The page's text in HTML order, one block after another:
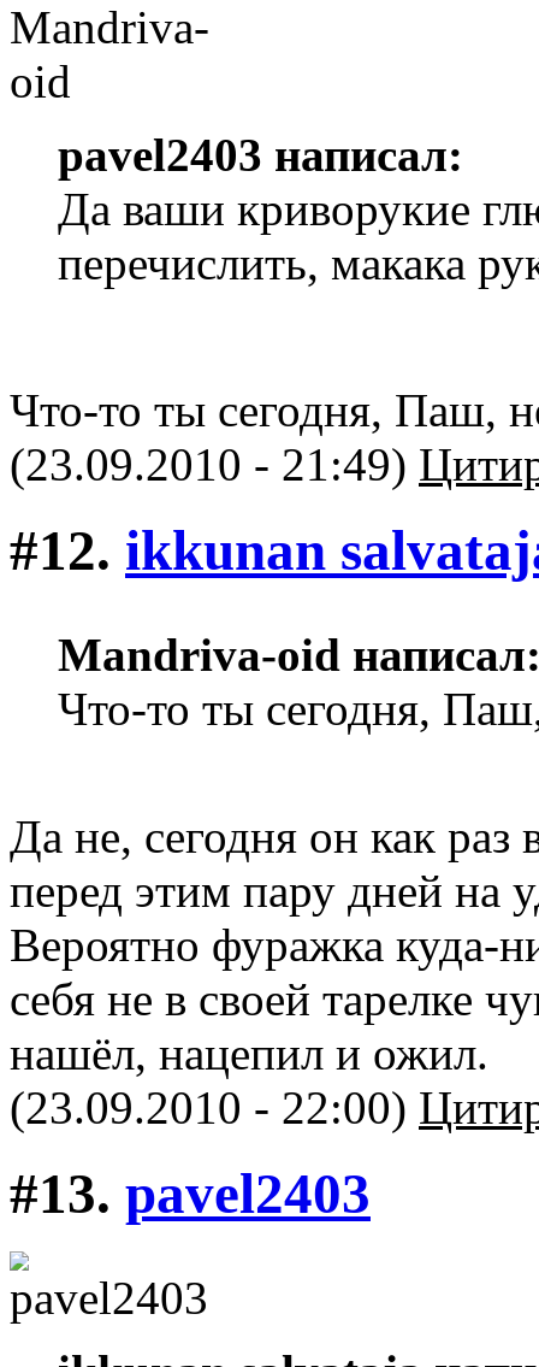
pavel2403 написал:
Да ваши криворукие
перечислить, макака
Что-то ты сегодня, Паш,
(23.09.2010 - 21:49)
#12. ikkunan
Mandriva-oid
Что-то ты сегодня,
Да не, сегодня он как раз
перед этим пару дней на
Вероятно фуражка куда-
себя не в своей тарелке
нашёл, нацепил и ожил.
(23.09.2010 - 22:00)
#13. pavel2403